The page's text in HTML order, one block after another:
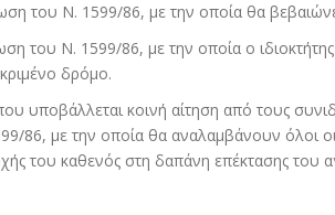
του Ν. 1599/86, με την οποία θα
του Ν. 1599/86, με την οποία ο
δρόμο.
υποβάλλεται κοινή αίτηση από τους
86, με την οποία θα αναλαμβάνουν όλοι
του καθενός στη δαπάνη επέκτασης του